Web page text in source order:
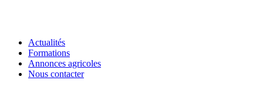
Actualités
Formations
Annonces agricoles
Nous contacter